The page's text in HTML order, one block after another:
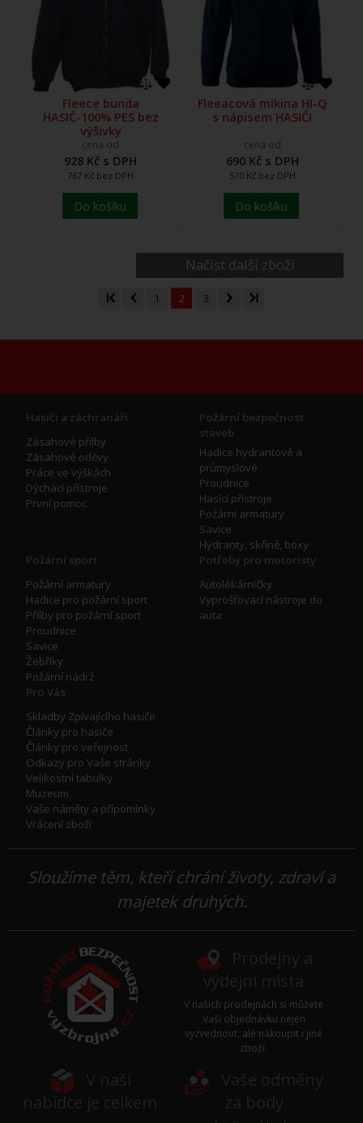
Fleece bunda
HASIČ-100% PES bez
výšivky
cena od
928 Kč s DPH
767 Kč bez DPH
Do košíku
Fleeacová mikina HI-Q
s nápisem HASIČI
cena od
690 Kč s DPH
570 Kč bez DPH
Do košíku
Načíst další zboží
1 2 3
Hasiči a záchranáři
Zásahové přilby
Zásahové oděvy
Práce ve výškách
Dýchací přístroje
První pomoc
Požární bezpečnost
staveb
Hadice hydrantové a
průmyslové
Proudnice
Hasící přístroje
Požární armatury
Savice
Hydranty, skříně, boxy
Požární sport
Požární armatury
Hadice pro požární sport
Přilby pro požární sport
Proudnice
Savice
Žebříky
Požární nádrž
Potřeby pro motoristy
Autolékárničky
Vyprošťovací nástroje do
auta
Pro Vás
Skladby Zpívajícího hasiče
Články pro hasiče
Články pro veřejnost
Odkazy pro Vaše stránky
Velikostní tabulky
Muzeum
Vaše náměty a přípomínky
Vrácení zboží
Sloužíme těm, kteří chrání životy, zdraví a
majetek druhých.
V našich prodejnách si můžete
Vaši objednávku nejen
vyzvednout, ale nakoupit i jiné
zboží.